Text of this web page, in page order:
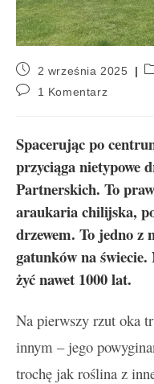
2 września 2025
1 Komentarz
Spacerując po
przyciąga nietypowe
Partnerskich. To
araukaria chilijska,
drzewem. To jedno z
gatunków na
żyć nawet 1000 lat.
Na pierwszy rzut oka
innym – jego
trochę jak roślina z